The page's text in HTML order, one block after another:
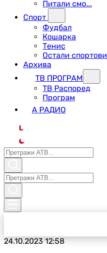
Питали смо...
Спорт
Фудбал
Кошарка
Тенис
Остали спортови
Архива
ТВ ПРОГРАМ
ТВ Распоред
Програм
А РАДИО
L
24.10.202312:58